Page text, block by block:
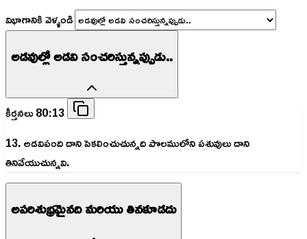
విభాగానికి వెళ్ళండి
అడవుల్లో అడవి సంచరిస్తున్నప్పుడు..
కీర్తనలు 80:13
13. అడవిపంది దాని పెకలించుచున్నది పొలములోని పశువులు దాని
తినివేయుచున్నవి.
అపరిశుభ్రమైనది మరియు తినకూడదు